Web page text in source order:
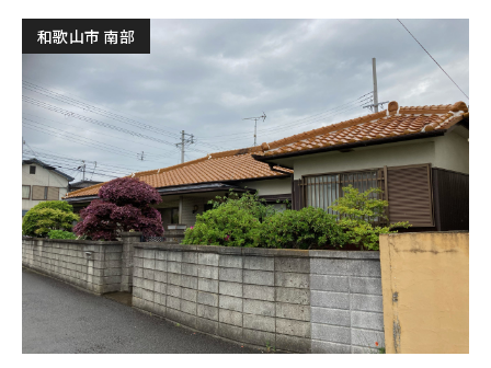
和歌山市 南部